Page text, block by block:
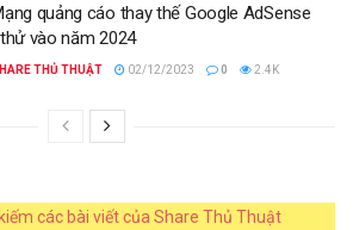
quảng cáo thay thế Google AdSense
vào năm 2024
THỦ THUẬT 02/12/2023 0 2.4K
các bài viết của Share Thủ Thuật